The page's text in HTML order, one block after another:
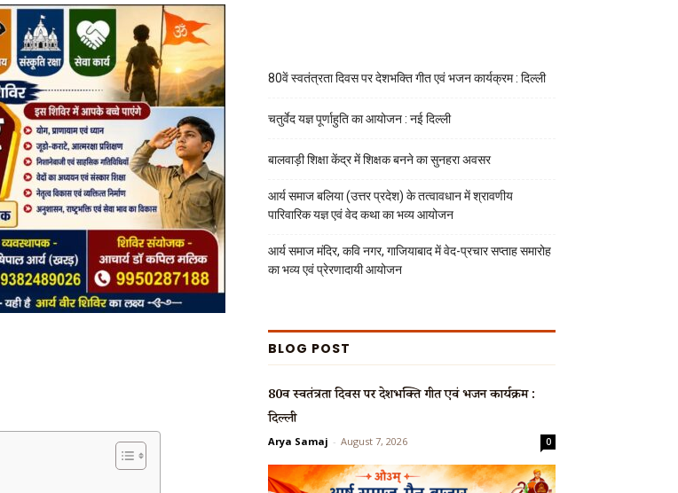
80वें स्वतंत्रता दिवस पर देशभक्ति गीत एवं भजन कार्यक्रम : दिल्ली
चतुर्वेद यज्ञ पूर्णाहुति का आयोजन : नई दिल्ली
बालवाड़ी शिक्षा केंद्र में शिक्षक बनने का सुनहरा अवसर
आर्य समाज बलिया (उत्तर प्रदेश) के तत्वावधान में श्रावणीय
पारिवारिक यज्ञ एवं वेद कथा का भव्य आयोजन
आर्य समाज मंदिर, कवि नगर, गाजियाबाद में वेद-प्रचार सप्ताह समारोह
का भव्य एवं प्रेरणादायी आयोजन
BLOG POST
80वें स्वतंत्रता दिवस पर देशभक्ति गीत एवं भजन कार्यक्रम :
दिल्ली
Arya Samaj - August 7, 2026 0